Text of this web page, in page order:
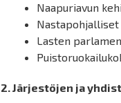
Naapuriavun
Nastapohjalliset
Lasten
2. Järjestöjen ja